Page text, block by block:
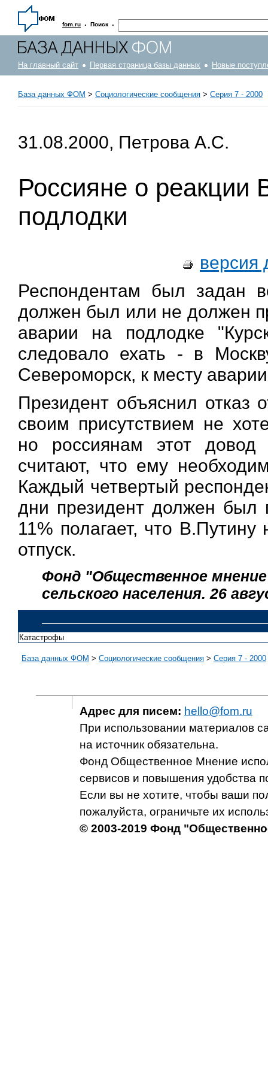
fom.ru · Поиск ·
На главный сайт Первая страница базы данных Новые
База данных ФОМ > Социологические сообщения > Серия 7 - 2000
31.08.2000, Петрова А.С.
Россияне о реакции
подлодки
версия
Респондентам был задан
должен был или не должен
аварии на подлодке
следовало ехать - в
Североморск, к месту
Президент объяснил отказ
своим присутствием не
но россиянам этот довод
считают, что ему
Каждый четвертый
дни президент должен был
11% полагает, что
отпуск.
Фонд "Общественное
сельского населения. 26
Катастрофы
База данных ФОМ > Социологические сообщения > Серия 7 - 2000
Адрес для писем: hello@fom.ru
При использовании материалов
на источник обязательна.
Фонд Общественное Мнение
сервисов и повышения удобства
Если вы не хотите, чтобы ваши
пожалуйста, ограничьте их
© 2003-2019 Фонд